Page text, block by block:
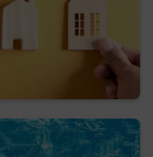
: calendrier,